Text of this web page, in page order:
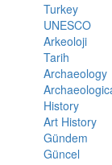
Turkey
UNESCO
Arkeoloji
Tarih
Archaeology
History
Art History
Gündem
Güncel